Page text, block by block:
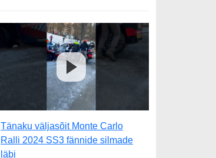
Tänaku väljasõit Monte Carlo
Ralli 2024 SS3 fännide silmade
läbi